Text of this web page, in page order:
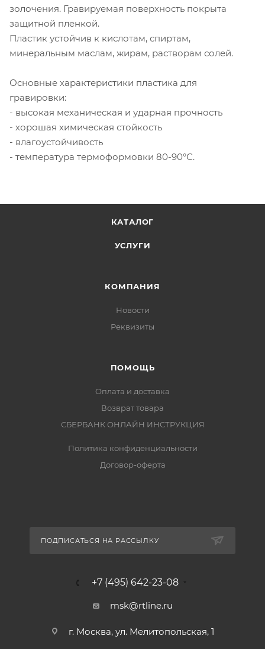
золочения. Гравируемая поверхность покрыта
защитной пленкой.
Пластик устойчив к кислотам, спиртам,
минеральным маслам, жирам, растворам солей.
Основные характеристики пластика для
гравировки:
- высокая механическая и ударная прочность
- хорошая химическая стойкость
- влагоустойчивость
- температура термоформовки 80-90°С.
КАТАЛОГ
УСЛУГИ
КОМПАНИЯ
Новости
Реквизиты
ПОМОЩЬ
Оплата и доставка
Возврат товара
СБЕРБАНК ОНЛАЙН ИНСТРУКЦИЯ
Политика конфиденциальности
Договор-оферта
ПОДПИСАТЬСЯ НА РАССЫЛКУ
+7 (495) 642-23-08
msk@rtline.ru
г. Москва, ул. Мелитопольская, 1